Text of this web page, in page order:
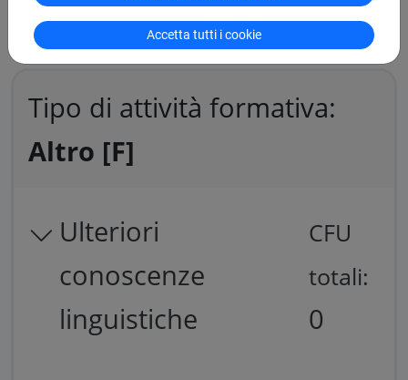
Tipo di attività formativa:
Altro [F]
Ulteriori
conoscenze
linguistiche
CFU
totali:
0
Accetta tutti i cookie